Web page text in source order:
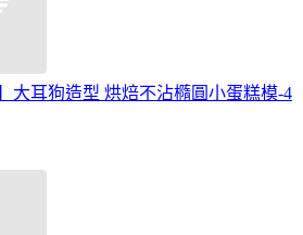
大耳狗造型 烘焙不沾橢圓小蛋糕模-4